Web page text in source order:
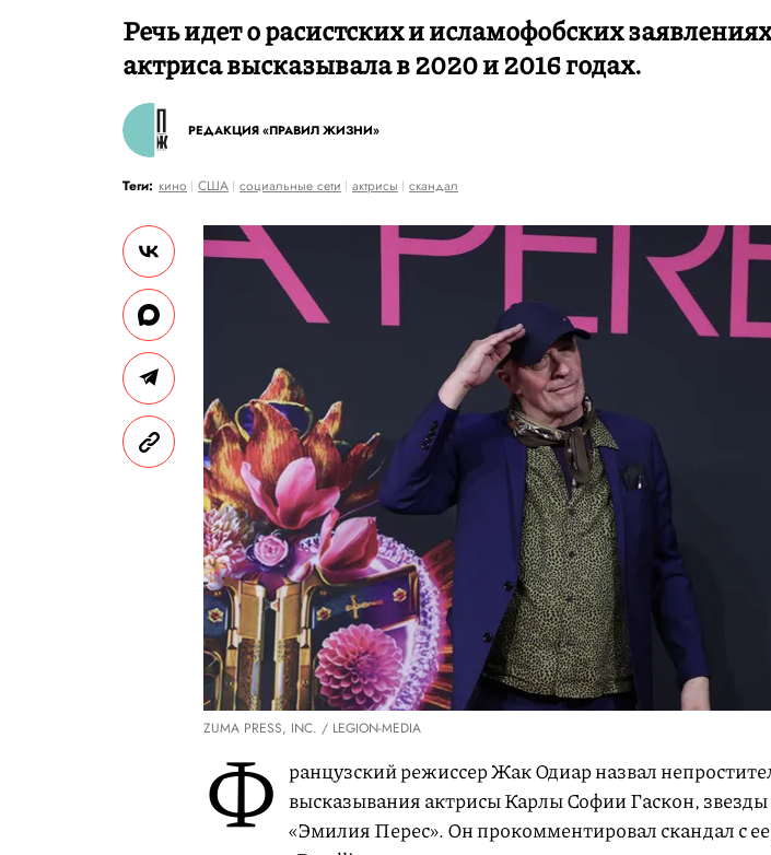
Речь идет о расистских и исламофобских
актриса высказывала в 2020 и 2016 годах.
РЕДАКЦИЯ «ПРАВИЛ ЖИЗНИ»
Теги: кино США социальные сети актрисы скандал
ZUMA PRESS, INC. / LEGION-MEDIA
Ф ранцузский режиссер Жак Одиар назвал
высказывания актрисы Карлы Софии Гаскон,
«Эмилия Перес». Он прокомментировал скандал с